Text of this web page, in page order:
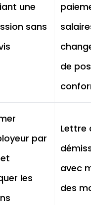
une
sans
de
par
les
Lettre
avec
des